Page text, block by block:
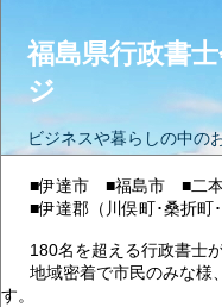
福島県行政書
ジ
ビジネスや暮らしの中の
■伊達市 ■福島市 ■二本
■伊達郡（川俣町･桑折町
180名を超える行政書士が
地域密着で市民のみな様
す。